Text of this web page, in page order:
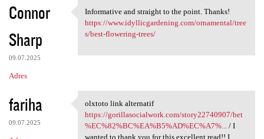
Connor
Sharp
09.07.2025
Adres
Informative and straight to
Informative and straight to the point. Thanks!
https://www.idyllicgardening.com/ornamental/tree
s/best-flowering-trees/
fariha
09.07.2025
olxtoto link alternatif https
olxtoto link alternatif
https://gorillasocialwork.com/story22740907/bet
%EC%82%BC%EA%B5%AD%EC%A7%...
/ I
wanted to thank you for this excellent read!! I